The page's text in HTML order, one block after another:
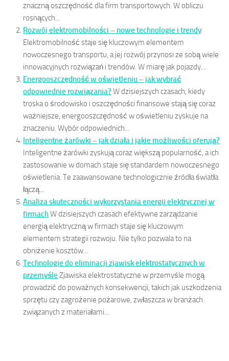
znaczną oszczędność dla firm transportowych. W obliczu
rosnących...
Rozwój elektromobilności – nowe technologie i trendy
Elektromobilność staje się kluczowym elementem
nowoczesnego transportu, a jej rozwój przynosi ze sobą wiele
innowacyjnych rozwiązań i trendów. W miarę jak pojazdy...
Energooszczędność w oświetleniu – jak wybrać
odpowiednie rozwiązania? W dzisiejszych czasach, kiedy
troska o środowisko i oszczędności finansowe stają się coraz
ważniejsze, energooszczędność w oświetleniu zyskuje na
znaczeniu. Wybór odpowiednich...
Inteligentne żarówki – jak działa i jakie możliwości oferują?
Inteligentne żarówki zyskują coraz większą popularność, a ich
zastosowanie w domach staje się standardem nowoczesnego
oświetlenia. Te zaawansowane technologicznie źródła światła
łączą...
Analiza skuteczności wykorzystania energii elektrycznej w
firmachW dzisiejszych czasach efektywne zarządzanie
energią elektryczną w firmach staje się kluczowym
elementem strategii rozwoju. Nie tylko pozwala to na
obniżenie kosztów...
Technologie do eliminacji zjawisk elektrostatycznych w
przemyśle Zjawiska elektrostatyczne w przemyśle mogą
prowadzić do poważnych konsekwencji, takich jak uszkodzenia
sprzętu czy zagrożenie pożarowe, zwłaszcza w branżach
związanych z materiałami...